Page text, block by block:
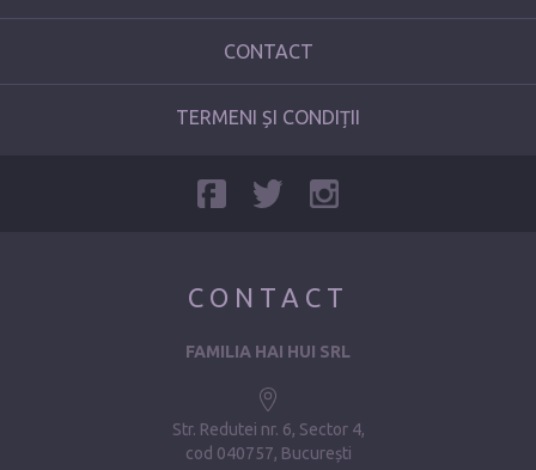
CONTACT
TERMENI ȘI CONDIȚII
CONTACT
FAMILIA HAI HUI SRL
Str. Redutei nr. 6, Sector 4
cod 040757, București